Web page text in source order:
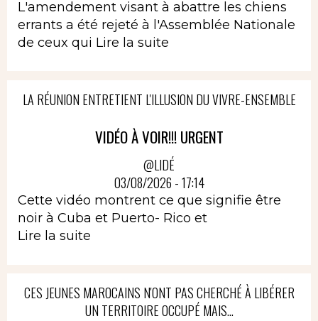
L'amendement visant à abattre les chiens
errants a été rejeté à l'Assemblée Nationale
de ceux qui Lire la suite
LA RÉUNION ENTRETIENT L'ILLUSION DU VIVRE-ENSEMBLE
VIDÉO À VOIR!!! URGENT
@LIDÉ
03/08/2026 - 17:14
Cette vidéo montrent ce que signifie être
noir à Cuba et Puerto- Rico et
Lire la suite
CES JEUNES MAROCAINS N'ONT PAS CHERCHÉ À LIBÉRER
UN TERRITOIRE OCCUPÉ MAIS...